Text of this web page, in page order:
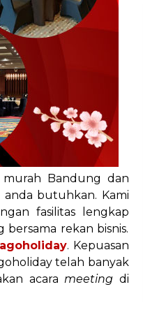
Bandung dan
anda butuhkan. Kami
fasilitas lengkap
rekan bisnis.
. Kepuasan
telah banyak
acara meeting di